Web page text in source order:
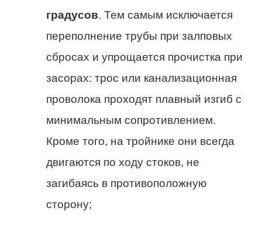
градусов. Тем самым исключается
переполнение трубы при залповых
сбросах и упрощается прочистка при
засорах: трос или канализационная
проволока проходят плавный изгиб с
минимальным сопротивлением.
Кроме того, на тройнике они всегда
двигаются по ходу стоков, не
загибаясь в противоположную
сторону;